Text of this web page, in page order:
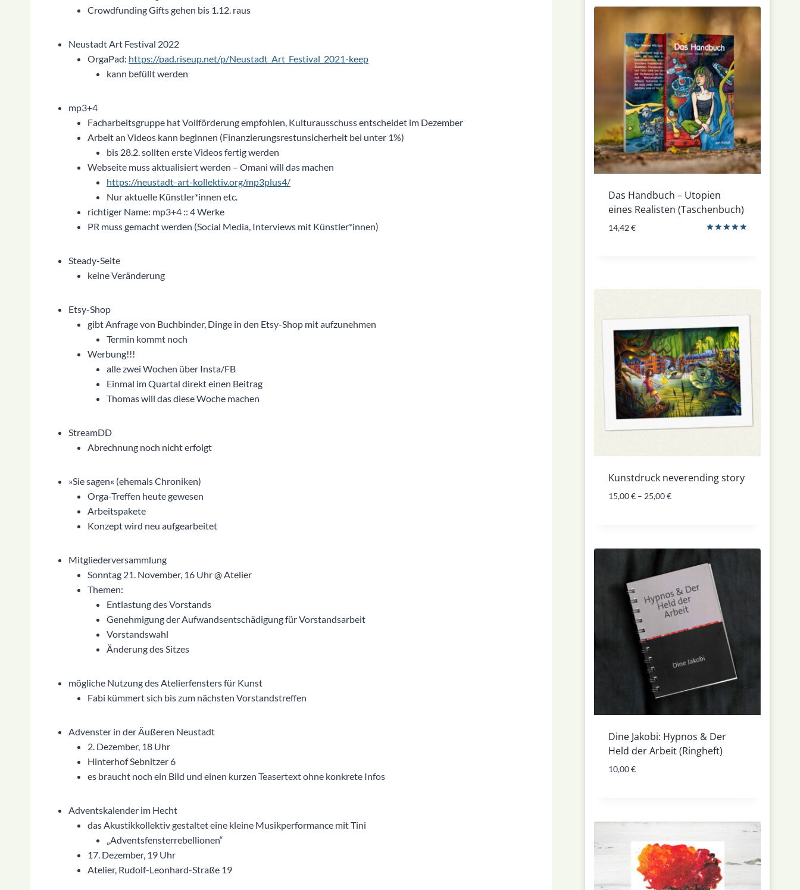
Crowdfunding Gifts gehen bis 1.12. raus
Neustadt Art Festival 2022
OrgaPad: https://pad.riseup.net/p/Neustadt_Art_Festival_2021-keep
kann befüllt werden
mp3+4
Facharbeitsgruppe hat Vollförderung empfohlen, Kulturausschuss entscheidet im Dezember
Arbeit an Videos kann beginnen (Finanzierungsrestunsicherheit bei unter 1%)
bis 28.2. sollten erste Videos fertig werden
Webseite muss aktualisiert werden – Omani will das machen
https://neustadt-art-kollektiv.org/mp3plus4/
Nur aktuelle Künstler*innen etc.
richtiger Name: mp3+4 :: 4 Werke
PR muss gemacht werden (Social Media, Interviews mit Künstler*innen)
Steady-Seite
keine Veränderung
Etsy-Shop
gibt Anfrage von Buchbinder, Dinge in den Etsy-Shop mit aufzunehmen
Termin kommt noch
Werbung!!!
alle zwei Wochen über Insta/FB
Einmal im Quartal direkt einen Beitrag
Thomas will das diese Woche machen
StreamDD
Abrechnung noch nicht erfolgt
»Sie sagen« (ehemals Chroniken)
Orga-Treffen heute gewesen
Arbeitspakete
Konzept wird neu aufgearbeitet
Mitgliederversammlung
Sonntag 21. November, 16 Uhr @ Atelier
Themen:
Entlastung des Vorstands
Genehmigung der Aufwandsentschädigung für Vorstandsarbeit
Vorstandswahl
Änderung des Sitzes
mögliche Nutzung des Atelierfensters für Kunst
Fabi kümmert sich bis zum nächsten Vorstandstreffen
Advenster in der Äußeren Neustadt
2. Dezember, 18 Uhr
Hinterhof Sebnitzer 6
es braucht noch ein Bild und einen kurzen Teasertext ohne konkrete Infos
Adventskalender im Hecht
das Akustikkollektiv gestaltet eine kleine Musikperformance mit Tini
„Adventsfensterrebellionen“
17. Dezember, 19 Uhr
Atelier, Rudolf-Leonhard-Straße 19
Das Handbuch – Utopien
eines Realisten (Taschenbuch)
14,42€
Kunstdruck neverending story
15,00€– 25,00€
Dine Jakobi: Hypnos & Der
Held der Arbeit (Ringheft)
10,00€